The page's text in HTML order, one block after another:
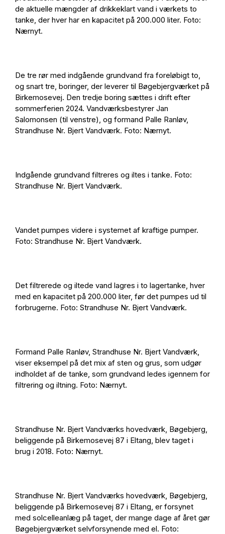
de aktuelle mængder af drikkeklart vand i værkets to
tanke, der hver har en kapacitet på 200.000 liter. Foto:
Nærnyt.
De tre rør med indgående grundvand fra foreløbigt to,
og snart tre, boringer, der leverer til Bøgebjergværket på
Birkemosevej. Den tredje boring sættes i drift efter
sommerferien 2024. Vandværksbestyrer Jan
Salomonsen (til venstre), og formand Palle Ranløv,
Strandhuse Nr. Bjert Vandværk. Foto: Nærnyt.
Indgående grundvand filtreres og iltes i tanke. Foto:
Strandhuse Nr. Bjert Vandværk.
Vandet pumpes videre i systemet af kraftige pumper.
Foto: Strandhuse Nr. Bjert Vandværk.
Det filtrerede og iltede vand lagres i to lagertanke, hver
med en kapacitet på 200.000 liter, før det pumpes ud til
forbrugerne. Foto: Strandhuse Nr. Bjert Vandværk.
Formand Palle Ranløv, Strandhuse Nr. Bjert Vandværk,
viser eksempel på det mix af sten og grus, som udgør
indholdet af de tanke, som grundvand ledes igennem for
filtrering og iltning. Foto: Nærnyt.
Strandhuse Nr. Bjert Vandværks hovedværk, Bøgebjerg,
beliggende på Birkemosevej 87 i Eltang, blev taget i
brug i 2018. Foto: Nærnyt.
Strandhuse Nr. Bjert Vandværks hovedværk, Bøgebjerg,
beliggende på Birkemosevej 87 i Eltang, er forsynet
med solcelleanlæg på taget, der mange dage af året gør
Bøgebjergværket selvforsynende med el. Foto: